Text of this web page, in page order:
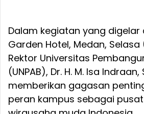
Dalam kegiatan yang digelar
Garden Hotel, Medan, Selasa
Rektor Universitas
(UNPAB), Dr. H. M. Isa Indraan,
memberikan gagasan
peran kampus sebagai